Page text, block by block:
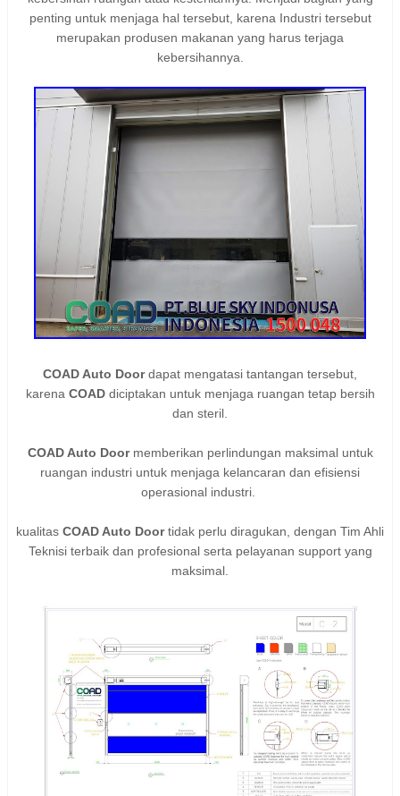
penting untuk menjaga hal tersebut, karena Industri tersebut
merupakan produsen makanan yang harus terjaga
kebersihannya.
COAD Auto Doordapat mengatasi tantangan tersebut,
karena COADdiciptakan untuk menjaga ruangan tetap bersih
dan steril.
COAD Auto Door memberikan perlindungan maksimal untuk
ruangan industri untuk menjaga kelancaran dan efisiensi
operasional industri.
kualitas COAD Auto Doortidak perlu diragukan, dengan Tim Ahli
Teknisi terbaik dan profesional serta pelayanan support yang
maksimal.